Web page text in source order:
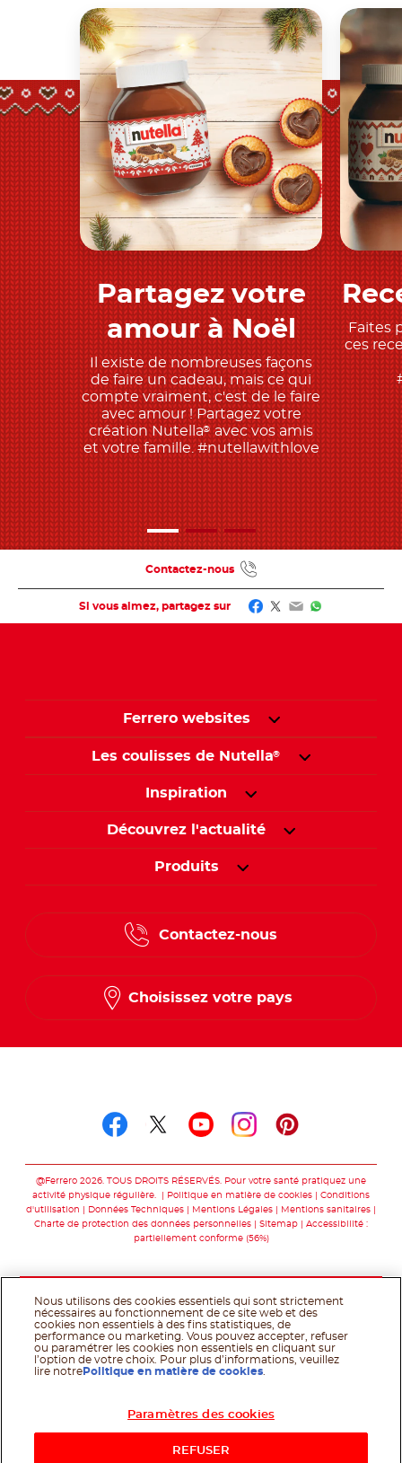
Découvrir
Partagez votre
amour à Noël
Il existe de nombreuses façons
de faire un cadeau, mais ce qui
compte vraiment, c'est de le faire
avec amour ! Partagez votre
création Nutella® avec vos amis
et votre famille. #nutellawithlove
Faites
ces
Si vous aimez, partagez sur Facebook
Twitter
EmailWhatsApp
Contactez-nous
Ferrero websites
Les coulisses de Nutella®
Inspiration
Découvrez l'actualité
Produits
Contactez-nous
Choisissez votre pays
@Ferrero 2026. TOUS DROITS RÉSERVÉS. Pour votre santé pratiquez une
activité physique régulière.
Politique en matière de cookies
Conditions
d'utilisation
Données Techniques Mentions Légales
Mentions sanitaires
Charte de protection des données personnelles
Sitemap
Accessibilité :
partiellement conforme (56%)
Nous utilisons des cookies essentiels qui sont strictement
nécessaires au fonctionnement de ce site web et des
cookies non essentiels à des fins statistiques, de
performance ou marketing. Vous pouvez accepter, refuser
ou paramétrer les cookies non essentiels en cliquant sur
l’option de votre choix. Pour plus d’informations, veuillez
lire notre Politique en matière de cookies
Paramètres des cookies
REFUSER